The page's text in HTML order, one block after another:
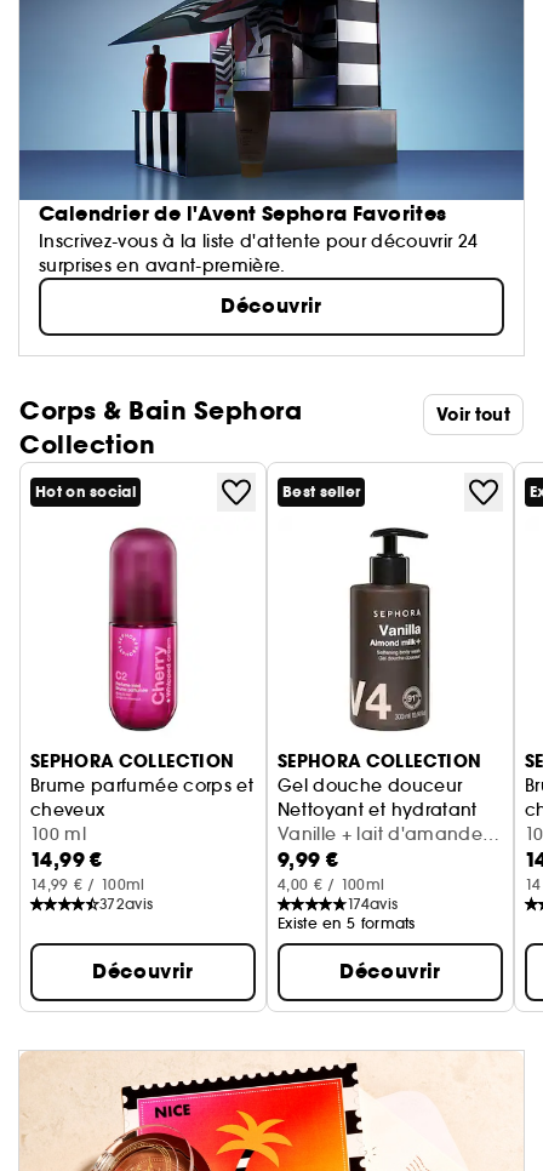
Calendrier de l'Avent Sephora Favorites
Inscrivez-vous à la liste d'attente pour découvrir 24
surprises en avant-première.
Découvrir
Corps & Bain Sephora
Collection
Voir tout
Ignorer le carrousel produits
Hot on social
SEPHORA COLLECTION
Brume parfumée corps et
cheveux
Cerise + crème fouettée
100 ml
14,99 €
14,99 € / 100ml
372avis
Découvrir
Best seller
SEPHORA COLLECTION
Gel douche douceur
Nettoyant et hydratant
Vanille + lait d'amande
(300 ml)
9,99 €
4,00 € / 100ml
174avis
Existe en 5 formats
Découvrir